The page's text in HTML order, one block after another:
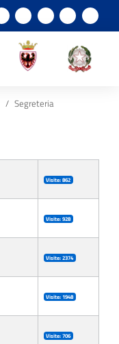
Segreteria
Visite: 862
Visite: 928
Visite: 2374
Visite: 1948
Visite: 706